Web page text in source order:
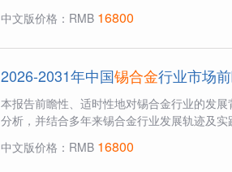
中文版价格：RMB 16800
2026-2031年中国锡合金行业市场
本报告前瞻性、适时性地对锡合金行业的发
分析，并结合多年来锡合金行业发展轨迹及
中文版价格：RMB 16800